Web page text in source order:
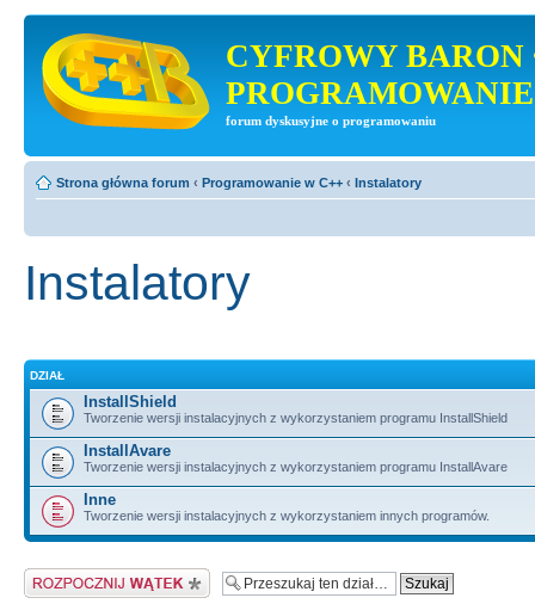
CYFROWY BARON
PROGRAMOWANIE
forum dyskusyjne o programowaniu
Strona główna forum ‹ Programowanie w C++ ‹ Instalatory
Instalatory
DZIAŁ
InstallShield
Tworzenie wersji instalacyjnych z wykorzystaniem programu InstallShield
InstallAvare
Tworzenie wersji instalacyjnych z wykorzystaniem programu InstallAvare
Inne
Tworzenie wersji instalacyjnych z wykorzystaniem innych programów.
Napisz wątek